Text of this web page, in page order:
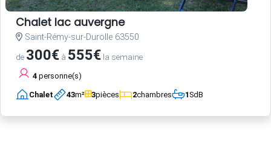
Chalet lac auvergne
Saint-Rémy-sur-Durolle 63550
de 300€ à 555€ la semaine
4 personne(s)
Chalet 43m² 3pièces 2chambres 1SdB